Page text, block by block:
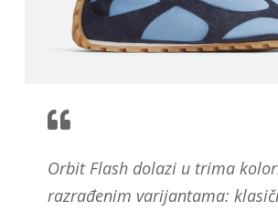
Orbit Flash dolazi u trima
razrađenim varijantama: